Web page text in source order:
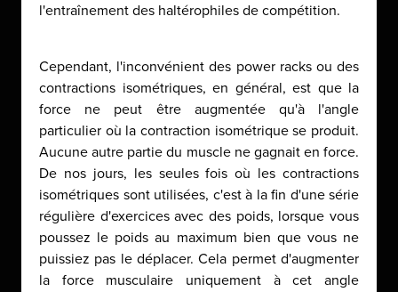
l'entraînement des haltérophiles de compétition.
Cependant, l'inconvénient des power racks ou des
contractions isométriques, en général, est que la
force ne peut être augmentée qu'à l'angle
particulier où la contraction isométrique se produit.
Aucune autre partie du muscle ne gagnait en force.
De nos jours, les seules fois où les contractions
isométriques sont utilisées, c'est à la fin d'une série
régulière d'exercices avec des poids, lorsque vous
poussez le poids au maximum bien que vous ne
puissiez pas le déplacer. Cela permet d'augmenter
la force musculaire uniquement à cet angle